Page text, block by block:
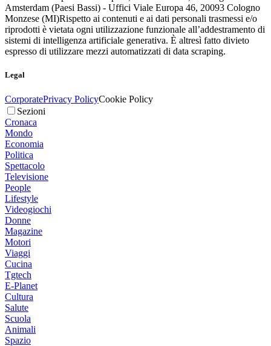
Amsterdam (Paesi Bassi) - Uffici Viale Europa 46, 20093 Cologno
Monzese (MI)Rispetto ai contenuti e ai dati personali trasmessi e/o
riprodotti è vietata ogni utilizzazione funzionale all’addestramento di
sistemi di intelligenza artificiale generativa. È altresì fatto divieto
espresso di utilizzare mezzi automatizzati di data scraping.
Legal
CorporatePrivacy PolicyCookie Policy
Sezioni
Cronaca
Mondo
Economia
Politica
Spettacolo
Televisione
People
Lifestyle
Videogiochi
Donne
Magazine
Motori
Viaggi
Cucina
Tgtech
E-Planet
Cultura
Salute
Scuola
Animali
Spazio